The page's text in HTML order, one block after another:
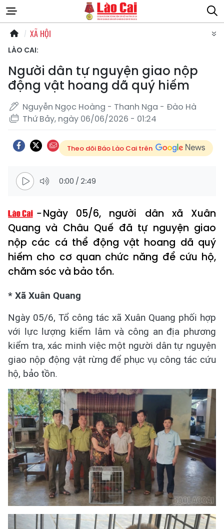
XÃ HỘI
LÀO CAI:
Người dân tự nguyện giao nộp
động vật hoang dã quý hiếm
Nguyễn Ngọc Hoàng - Thanh Nga - Đào Hà
Thứ Bảy, ngày 06/06/2026 - 01:24
Theo dõi Báo Lào Cai trên
0:00 / 2:49
Ngày 05/6, người dân xã Xuân
Quang và Châu Quế đã tự nguyện giao
nộp các cá thể động vật hoang dã quý
hiếm cho cơ quan chức năng để cứu hộ,
chăm sóc và bảo tồn.
* Xã Xuân Quang
Ngày 05/6, Tổ công tác xã Xuân Quang phối hợp
với lực lượng kiểm lâm và công an địa phương
kiểm tra, xác minh việc một người dân tự nguyện
giao nộp động vật rừng để phục vụ công tác cứu
hộ, bảo tồn.